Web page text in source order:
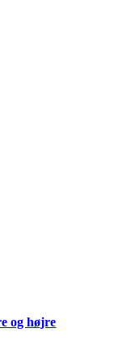
og højre